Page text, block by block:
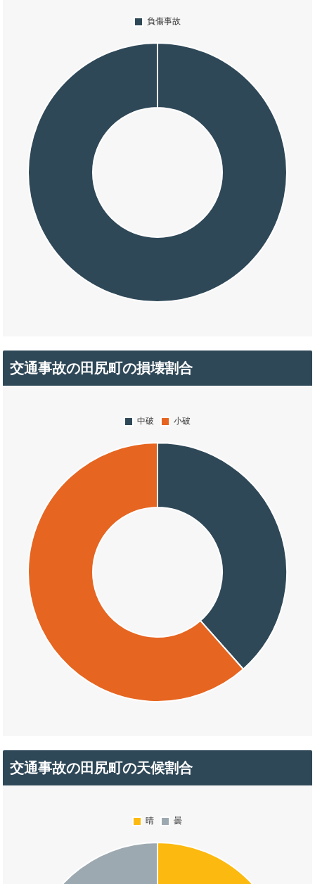
交通事故の田尻町の損壊割合
交通事故の田尻町の天候割合